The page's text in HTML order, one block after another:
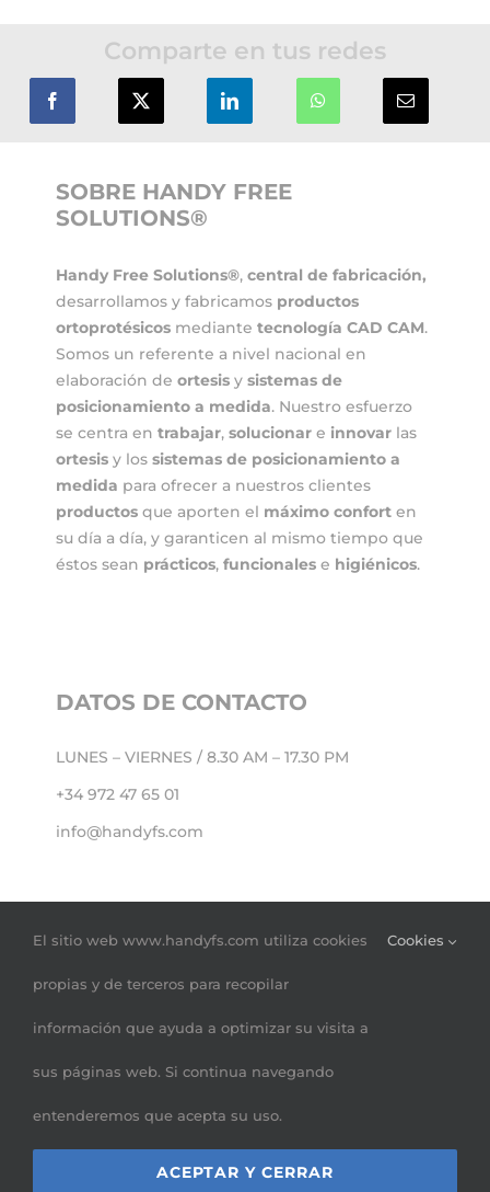
Comparte en tus redes
SOBRE HANDY FREE
SOLUTIONS®
Handy Free Solutions®,central de fabricación,
desarrollamos y fabricamos productos
ortoprotésicos mediantetecnología CAD CAM.
Somos un referente a nivel nacional en
elaboración deortesis ysistemas de
posicionamiento a medida. Nuestro esfuerzo
se centra entrabajar,solucionar e innovar las
ortesis y lossistemas de posicionamiento a
medida para ofrecer a nuestros clientes
productos que aporten el máximo confort en
su día a día, y garanticen al mismo tiempo que
éstos sean prácticos,funcionales e higiénicos.
DATOS DE CONTACTO
LUNES – VIERNES / 8.30 AM – 17.30 PM
+34 972 47 65 01
info@handyfs.com
El sitio web www.handyfs.com utiliza cookies
propias y de terceros para recopilar
información que ayuda a optimizar su visita a
sus páginas web. Si continua navegando
entenderemos que acepta su uso.
Cookies
ACEPTAR Y CERRAR